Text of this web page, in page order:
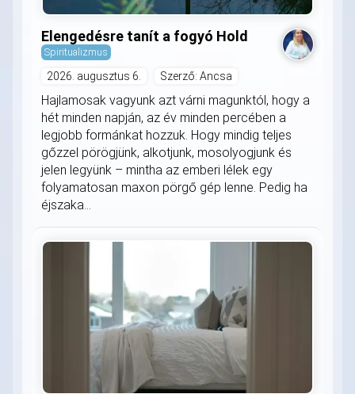
Elengedésre tanít a fogyó Hold
Spiritualizmus
2026. augusztus 6. Szerző: Ancsa
Hajlamosak vagyunk azt várni magunktól, hogy a
hét minden napján, az év minden percében a
legjobb formánkat hozzuk. Hogy mindig teljes
gőzzel pörögjünk, alkotjunk, mosolyogjunk és
jelen legyünk – mintha az emberi lélek egy
folyamatosan maxon pörgő gép lenne. Pedig ha
éjszaka...